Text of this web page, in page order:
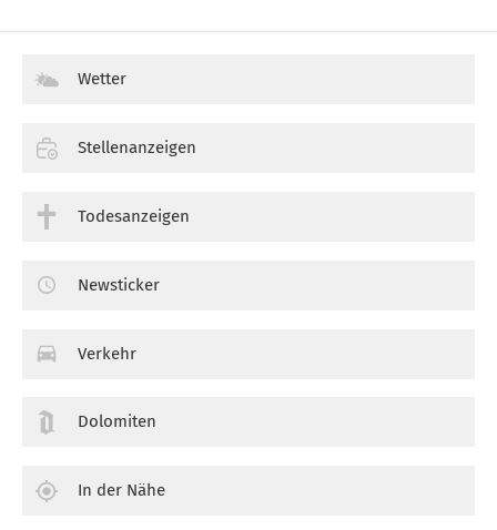
Wetter
Stellenanzeigen
Todesanzeigen
Newsticker
Verkehr
Dolomiten
In der Nähe